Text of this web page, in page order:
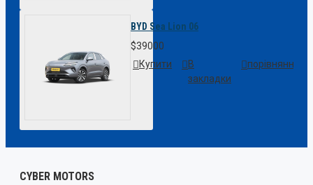
BYD Sea Lion 06
$39000
Купити
В
закладки
порівняння
CYBER MOTORS